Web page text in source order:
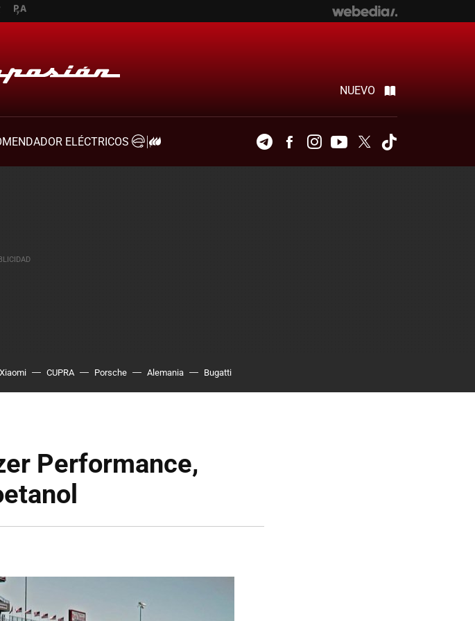
NUEVO
ELÉCTRICOS
TelegramFacebookInstagramYoutubeTwitter
Xiaomi CUPRA Porsche Alemania Bugatti
Performance,